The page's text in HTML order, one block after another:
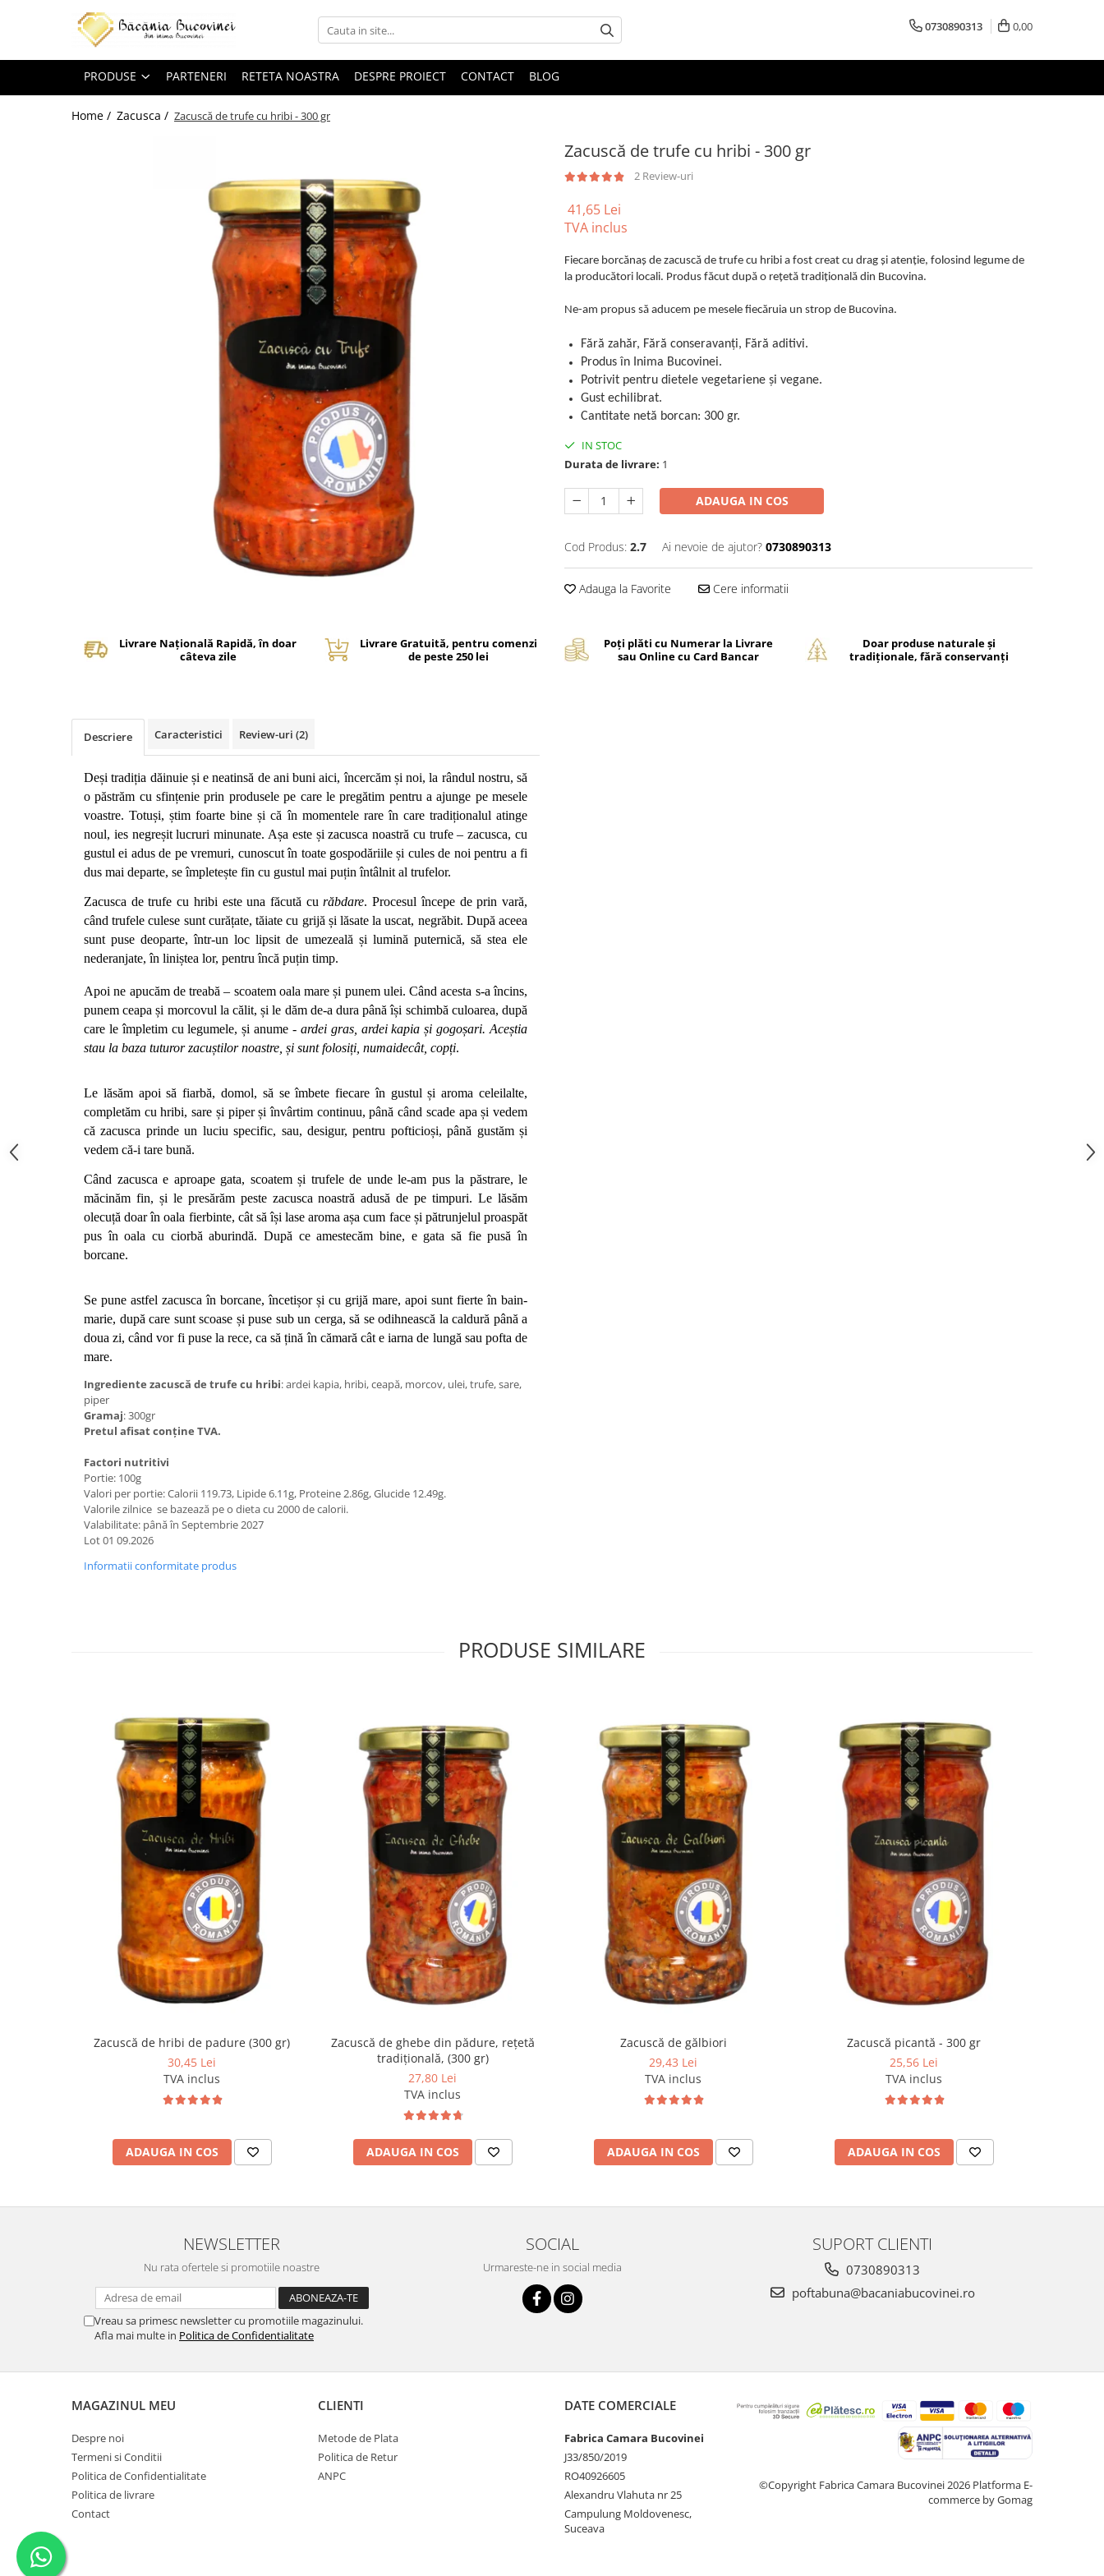
0730890313 0,00
PRODUSE PARTENERI RETETA NOASTRA DESPRE PROIECT CONTACT BLOG
Home / Zacusca / Zacuscă de trufe cu hribi - 300 gr
Zacuscă de trufe cu hribi - 300 gr
2 Review-uri
41,65 Lei
TVA inclus
Fiecare borcănaș de zacuscă de trufe cu hribi a fost creat cu drag și atenție, folosind legume de
la producători locali. Produs făcut după o rețetă tradițională din Bucovina.
Ne-am propus să aducem pe mesele fiecăruia un strop de Bucovina.
Fără zahăr, Fără conseravanți, Fără aditivi.
Produs în Inima Bucovinei.
Potrivit pentru dietele vegetariene și vegane.
Gust echilibrat.
Cantitate netă borcan: 300 gr.
IN STOC
Durata de livrare: 1
ADAUGA IN COS
Cod Produs: 2.7 Ai nevoie de ajutor? 0730890313
Adauga la Favorite Cere informatii
Livrare Națională Rapidă, în doar
câteva zile
Livrare Gratuită, pentru comenzi
de peste 250 lei
Poți plăti cu Numerar la Livrare
sau Online cu Card Bancar
Doar produse naturale și
tradiționale, fără conservanți
Descriere Caracteristici Review-uri (2)
Deși tradiția dăinuie și e neatinsă de ani buni aici, încercăm și noi, la rândul nostru, să
o păstrăm cu sfințenie prin produsele pe care le pregătim pentru a ajunge pe mesele
voastre. Totuși, știm foarte bine și că în momentele rare în care tradiționalul atinge
noul, ies negreșit lucruri minunate. Așa este și zacusca noastră cu trufe – zacusca, cu
gustul ei adus de pe vremuri, cunoscut în toate gospodăriile și cules de noi pentru a fi
dus mai departe, se împletește fin cu gustul mai puțin întâlnit al trufelor.
Zacusca de trufe cu hribi este una făcută cu răbdare. Procesul începe de prin vară,
când trufele culese sunt curățate, tăiate cu grijă și lăsate la uscat, negrăbit. După aceea
sunt puse deoparte, într-un loc lipsit de umezeală și lumină puternică, să stea ele
nederanjate, în liniștea lor, pentru încă puțin timp.
Apoi ne apucăm de treabă – scoatem oala mare și punem ulei. Când acesta s-a încins,
punem ceapa și morcovul la călit, și le dăm de-a dura până își schimbă culoarea, după
care le împletim cu legumele, și anume - ardei gras, ardei kapia și gogoșari. Aceștia
stau la baza tuturor zacuștilor noastre, și sunt folosiți, numaidecât, copți.
Le lăsăm apoi să fiarbă, domol, să se îmbete fiecare în gustul și aroma celeilalte,
completăm cu hribi, sare și piper și învârtim continuu, până când scade apa și vedem
că zacusca prinde un luciu specific, sau, desigur, pentru pofticioși, până gustăm și
vedem că-i tare bună.
Când zacusca e aproape gata, scoatem și trufele de unde le-am pus la păstrare, le
măcinăm fin, și le presărăm peste zacusca noastră adusă de pe timpuri. Le lăsăm
olecuță doar în oala fierbinte, cât să își lase aroma așa cum face și pătrunjelul proaspăt
pus în oala cu ciorbă aburindă. După ce amestecăm bine, e gata să fie pusă în
borcane.
Se pune astfel zacusca în borcane, încetișor și cu grijă mare, apoi sunt fierte în bain-
marie, după care sunt scoase și puse sub un cerga, să se odihnească la caldură până a
doua zi, când vor fi puse la rece, ca să țină în cămară cât e iarna de lungă sau pofta de
mare.
Ingrediente zacuscă de trufe cu hribi: ardei kapia, hribi, ceapă, morcov, ulei, trufe, sare,
piper
Gramaj: 300gr
Pretul afisat conține TVA.
Factori nutritivi
Portie: 100g
Valori per portie: Calorii 119.73, Lipide 6.11g, Proteine 2.86g, Glucide 12.49g.
Valorile zilnice se bazează pe o dieta cu 2000 de calorii.
Valabilitate: până în Septembrie 2027
Lot 01 09.2026
Informatii conformitate produs
PRODUSE SIMILARE
Zacuscă de hribi de padure (300 gr)
30,45 Lei
TVA inclus
ADAUGA IN COS
Zacuscă de ghebe din pădure, rețetă
tradițională, (300 gr)
27,80 Lei
TVA inclus
ADAUGA IN COS
Zacuscă de gălbiori
29,43 Lei
TVA inclus
ADAUGA IN COS
Zacuscă picantă - 300 gr
25,56 Lei
TVA inclus
ADAUGA IN COS
NEWSLETTER
Nu rata ofertele si promotiile noastre
Vreau sa primesc newsletter cu promotiile magazinului.
Afla mai multe in Politica de Confidentialitate
SOCIAL
Urmareste-ne in social media
SUPORT CLIENTI
0730890313
poftabuna@bacaniabucovinei.ro
MAGAZINUL MEU
Despre noi
Termeni si Conditii
Politica de Confidentialitate
Politica de livrare
Contact
CLIENTI
Metode de Plata
Politica de Retur
ANPC
DATE COMERCIALE
Fabrica Camara Bucovinei
J33/850/2019
RO40926605
Alexandru Vlahuta nr 25
Campulung Moldovenesc,
Suceava
©Copyright Fabrica Camara Bucovinei 2026 Platforma E-
commerce by Gomag